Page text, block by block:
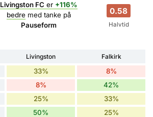
Livingston FC er +116%
bedremed tanke på
Pauseform
0.58
Halvtid
Livingston
Falkirk
33% 8%
8% 42%
25% 33%
50% 25%